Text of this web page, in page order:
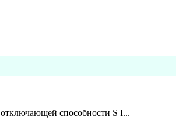
способности S I...